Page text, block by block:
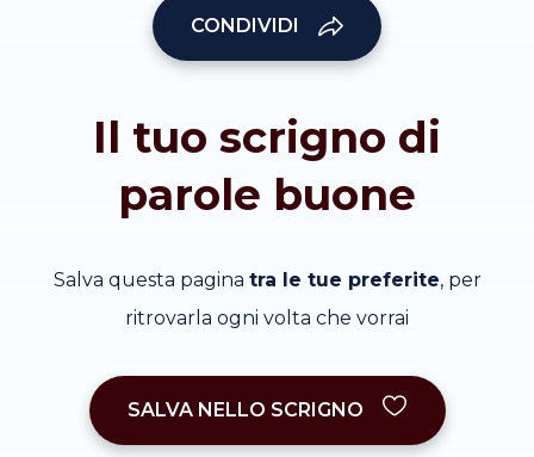
CONDIVIDI
Il tuo scrigno di
parole buone
Salva questa pagina tra le tue preferite, per
ritrovarla ogni volta che vorrai
SALVA NELLO SCRIGNO